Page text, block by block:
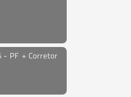
- PF + Corretor